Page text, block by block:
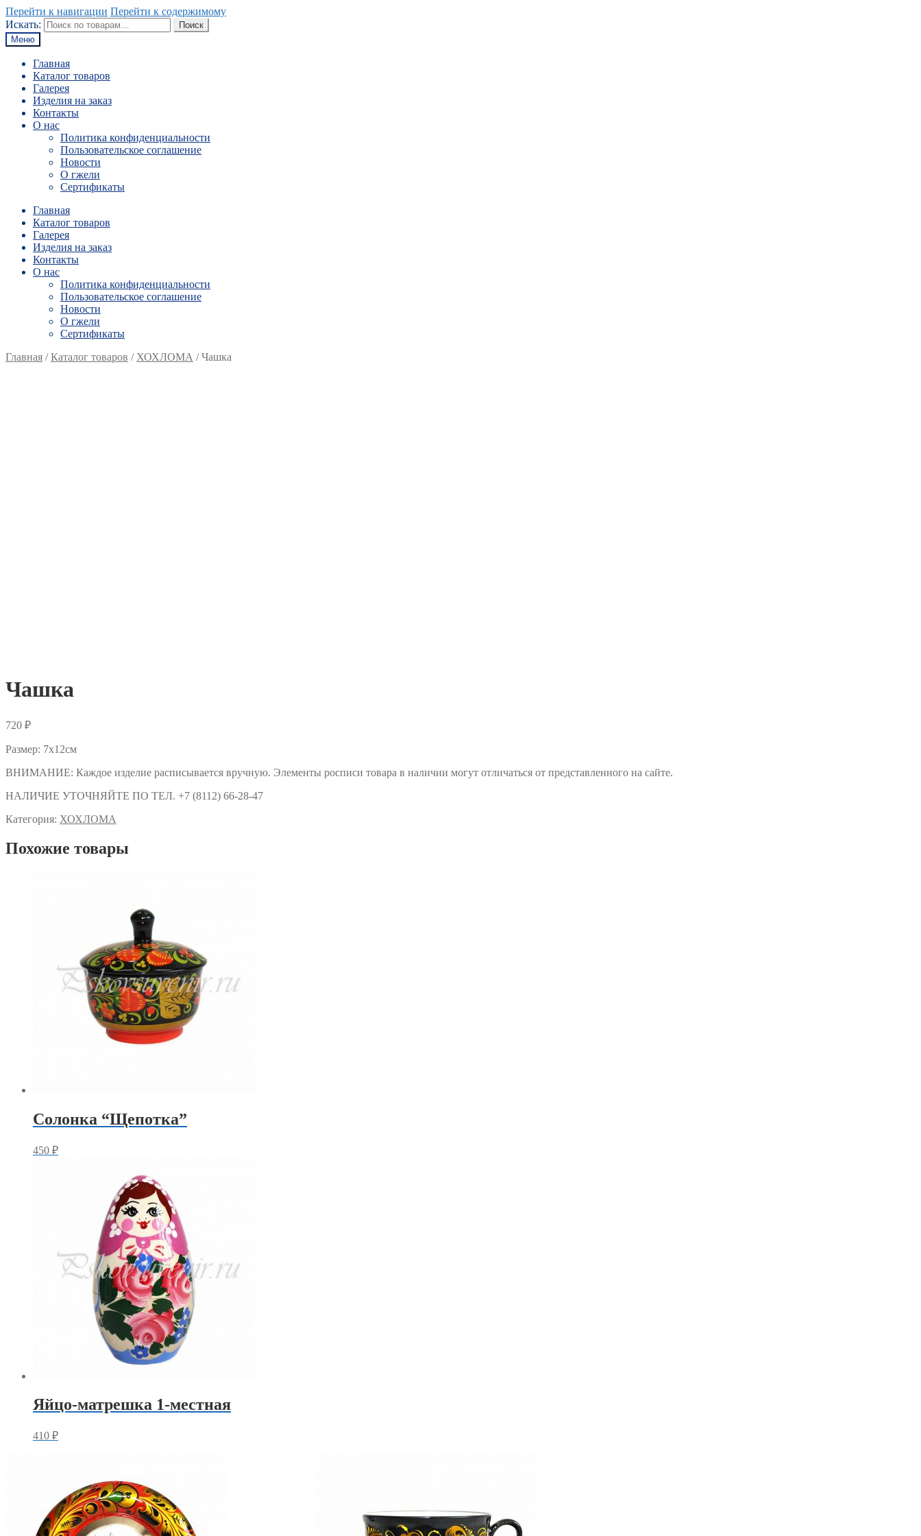
Перейти к навигации Перейти к содержимому
Искать:
Поиск
Меню
Главная
Каталог товаров
Галерея
Изделия на заказ
Контакты
О нас
Политика конфиденциальности
Пользовательское соглашение
Новости
О гжели
Сертификаты
Главная
Каталог товаров
Галерея
Изделия на заказ
Контакты
О нас
Политика конфиденциальности
Пользовательское соглашение
Новости
О гжели
Сертификаты
Главная /Каталог товаров / ХОХЛОМА /Чашка
Чашка
720 ₽
Размер: 7х12см
ВНИМАНИЕ: Каждое изделие расписывается вручную. Элементы росписи товара в наличии могут отличаться от представленного на сайте.
НАЛИЧИЕ УТОЧНЯЙТЕ ПО ТЕЛ. +7 (8112) 66-28-47
Категория: ХОХЛОМА
Похожие товары
Солонка “Щепотка”
450 ₽
Яйцо-матрешка 1-местная
410 ₽